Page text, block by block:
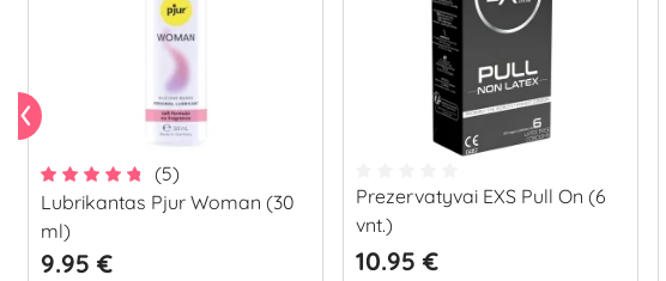
(5)
Lubrikantas Pjur Woman (30
ml)
9.95 €
Prezervatyvai EXS Pull On (6
vnt.)
10.95 €